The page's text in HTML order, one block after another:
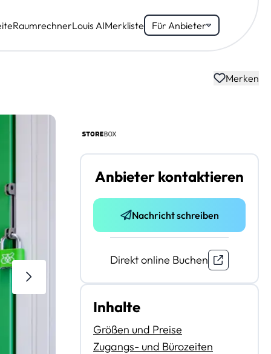
RaumrechnerLouis AIMerkliste Für Anbieter
Merken
Anbieter kontaktieren
Nachricht schreiben
Direkt online Buchen
Inhalte
Größen und Preise
Zugangs- und Bürozeiten